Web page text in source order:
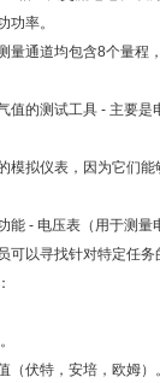
功率。
通道均包含8个量程
的测试工具 - 主要是
拟仪表，因为它们能
能 - 电压表（用于测
以寻找针对特定任务
伏特，安培，欧姆）。